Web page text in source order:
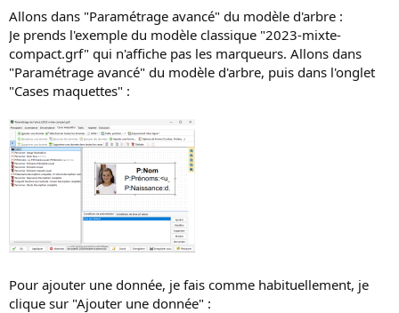
Allons dans "Paramétrage avancé" du modèle d'arbre :
Je prends l'exemple du modèle classique "2023-mixte-
compact.grf" qui n'affiche pas les marqueurs. Allons dans
"Paramétrage avancé" du modèle d'arbre, puis dans l'onglet
"Cases maquettes" :
Pour ajouter une donnée, je fais comme habituellement, je
clique sur "Ajouter une donnée" :